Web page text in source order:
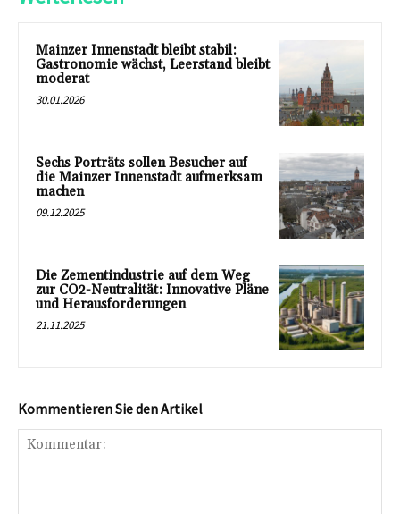
Mainzer Innenstadt bleibt stabil:
Gastronomie wächst, Leerstand bleibt
moderat
30.01.2026
Sechs Porträts sollen Besucher auf
die Mainzer Innenstadt aufmerksam
machen
09.12.2025
Die Zementindustrie auf dem Weg
zur CO2-Neutralität: Innovative Pläne
und Herausforderungen
21.11.2025
Kommentieren Sie den Artikel